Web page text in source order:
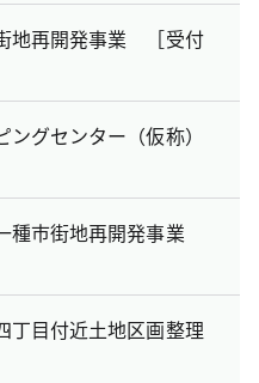
地再開発事業 ［受付
グセンター（仮称）
種市街地再開発事業
丁目付近土地区画整理